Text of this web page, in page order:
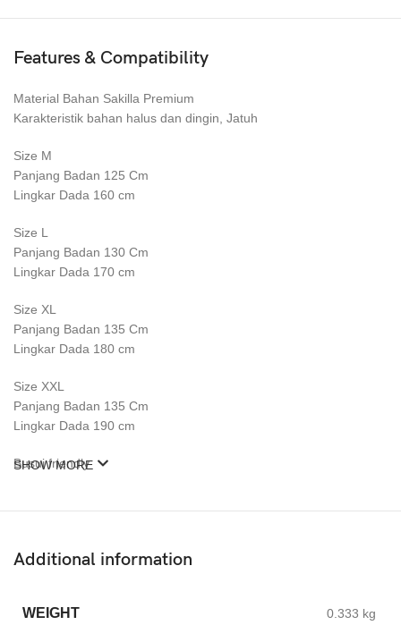
Features & Compatibility
Material Bahan Sakilla Premium
Karakteristik bahan halus dan dingin, Jatuh
Size M
Panjang Badan 125 Cm
Lingkar Dada 160 cm
Size L
Panjang Badan 130 Cm
Lingkar Dada 170 cm
Size XL
Panjang Badan 135 Cm
Lingkar Dada 180 cm
Size XXL
Panjang Badan 135 Cm
Lingkar Dada 190 cm
Busui friendly
Semakin kecil body bagian lengan bs lebih panjang:)
SHOW MORE
Additional information
WEIGHT 0.333 kg